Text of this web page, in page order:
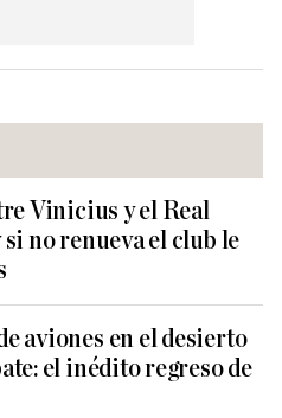
Vinicius y el Real
no renueva el club le
aviones en el desierto
el inédito regreso de